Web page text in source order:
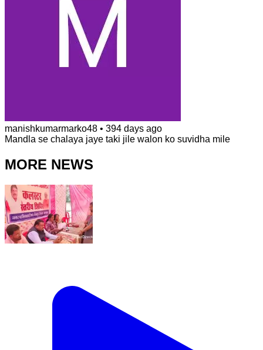
manishkumarmarko48 • 394 days ago
Mandla se chalaya jaye taki jile walon ko suvidha mile
MORE NEWS